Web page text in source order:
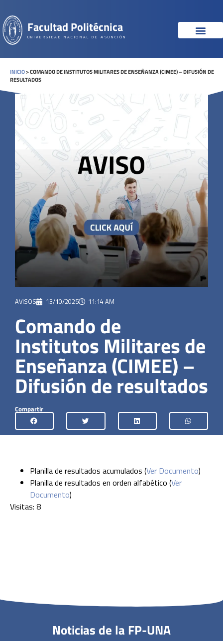
Facultad Politécnica
UNIVERSIDAD NACIONAL DE ASUNCIÓN
INICIO>COMANDO DE INSTITUTOS MILITARES DE ENSEÑANZA (CIMEE) – DIFUSIÓN DE
RESULTADOS
AVISOS 13/10/2025 11:14 AM
Comando de
Institutos Militares de
Enseñanza (CIMEE) –
Difusión de resultados
Compartir
Planilla de resultados acumulados (Ver Documento)
Planilla de resultados en orden alfabético (Ver
Documento)
Visitas: 8
Noticias de la FP-UNA